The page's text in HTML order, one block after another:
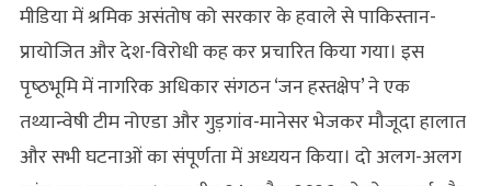
मीडिया में श्रमिक असंतोष को सरकार के हवाले से पाकिस्तान-
प्रायोजित और देश-विरोधी कह कर प्रचारित किया गया। इस
पृष्‍ठभूमि में नागरिक अधिकार संगठन ‘जन हस्तक्षेप’ ने एक
तथ्यान्वेषी टीम नोएडा और गुड़गांव-मानेसर भेजकर मौजूदा हालात
और सभी घटनाओं का संपूर्णता में अध्ययन किया। दो अलग-अलग